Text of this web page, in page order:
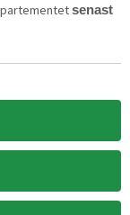
senast